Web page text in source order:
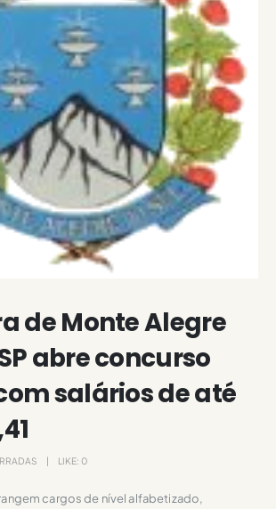
de Monte Alegre
abre concurso
salários de até
LIKE: 0
cargos de nível alfabetizado,